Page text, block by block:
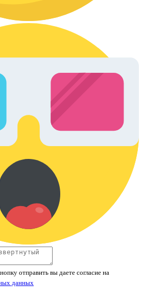
отправить вы даете согласие на
данных